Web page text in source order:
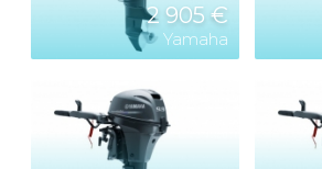
2 905 €
Yamaha